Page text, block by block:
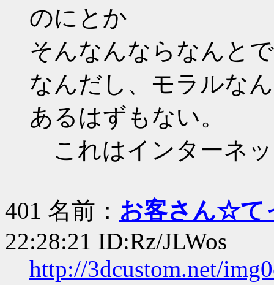
のにとか
そんなんならなんと
なんだし、モラルな
あるはずもない。
これはインターネ
401 名前： お客さん☆て
22:28:21 ID:Rz/JLWos
http://3dcustom.net/